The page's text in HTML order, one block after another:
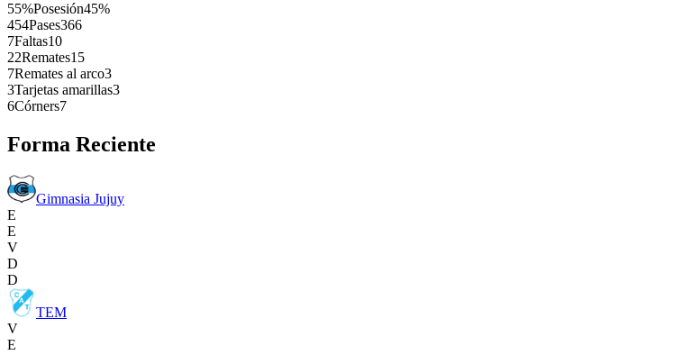
55%Posesión45%
454Pases366
7Faltas10
22Remates15
7Remates al arco3
3Tarjetas amarillas3
6Córners7
Forma Reciente
Gimnasia Jujuy
E
E
V
D
D
TEM
V
E